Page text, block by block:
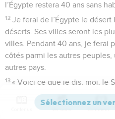
l’Égypte restera 40 ans sans
12 Je ferai de l’Égypte le
déserts. Ses villes seront les
villes. Pendant 40 ans, je ferai
côtés parmi les autres
autres pays.
13 « Voici ce que je dis, moi, le
40 ans, je rassemblerai les
où ils ont dû partir.
Versions Commentaires